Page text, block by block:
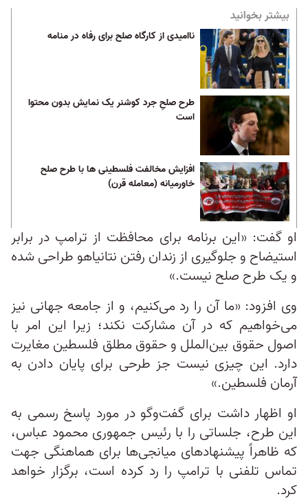
بیشتر بخوانید
ناامیدی از کارگاه صلح برای رفاه در منامه
طرح صلحِ جرد کوشنر یک نمایش بدون محتوا
است
افزایش مخالفت فلسطینی ها با طرح صلح
خاورمیانه (معامله قرن)‏
او گفت: «این برنامه برای محافظت از ترامپ در برابر
استیضاح و جلوگیری از زندان رفتن نتانیاهو طراحی شده
و یک طرح صلح نیست.»
وی افزود: «ما آن را رد می‌کنیم، و از جامعه جهانی نیز
می‌خواهیم که در آن مشارکت نکند؛ زیرا این امر با
اصول حقوق بین‌الملل و حقوق مطلق فلسطین مغایرت
دارد. این چیزی نیست جز طرحی برای پایان دادن به
آرمان فلسطین.»
او اظهار داشت برای گفت‌وگو در مورد پاسخ رسمی به
این طرح، جلساتی را با رئیس جمهوری محمود عباس،
که ظاهراً پیشنهادهای میانجی‌ها برای هماهنگی جهت
تماس تلفنی با ترامپ را رد کرده است، برگزار خواهد
کرد.